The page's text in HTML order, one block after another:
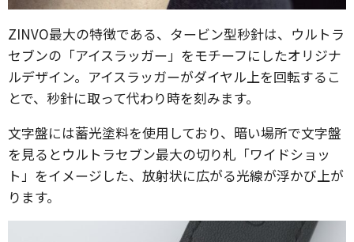
ZINVO最大の特徴である、タービン型秒針は、ウルトラ
セブンの「アイスラッガー」をモチーフにしたオリジナ
ルデザイン。アイスラッガーがダイヤル上を回転するこ
とで、秒針に取って代わり時を刻みます。
文字盤には蓄光塗料を使用しており、暗い場所で文字盤
を見るとウルトラセブン最大の切り札「ワイドショッ
ト」をイメージした、放射状に広がる光線が浮かび上が
ります。